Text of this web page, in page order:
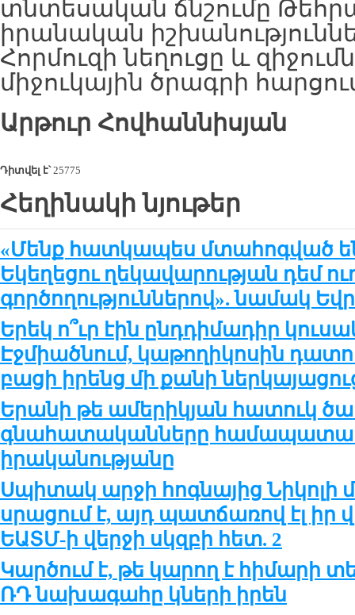
տնտեսական ճնշումը
իրանական
Հորմուզի նեղուցը և
միջուկային ծրագրի
Արթուր Հովհաննիսյան
Դիտվել է՝25775
Հեղինակի նյութեր
«Մենք հատկապես մտահոգված
Եկեղեցու ղեկավարության դեմ
գործողություններով». նամակ
Երեկ ո՞ւր էին ընդդիմադիր
Էջմիածնում, կաթողիկոսին
բացի իրենց մի քանի
Երանի թե ամերիկյան հատուկ
գնահատականները
իրականությանը
Սպիտակ արջի հոգնայից
սրացում է, այդ պատճառով էլ իր
ԵԱՏՄ-ի վերջի սկզբի հետ. 2
Կարծում է, թե կարող է հիմարի
ՌԴ նախագահը կների իրեն